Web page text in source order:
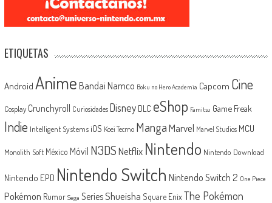
ETIQUETAS
Android Anime Bandai Namco Boku no Hero Academia Capcom Cine
Cosplay Crunchyroll Curiosidades Disney DLC eShop Famitsu Game Freak
Indie Intelligent Systems iOS Koei Tecmo MangaMarvel Marvel Studios MCU
Monolith Soft México Móvil N3DSNetflix Nintendo Nintendo Download
Nintendo EPD Nintendo Switch Nintendo Switch 2 One Piece
Pokémon Rumor Sega SeriesShueisha Square EnixThe Pokémon